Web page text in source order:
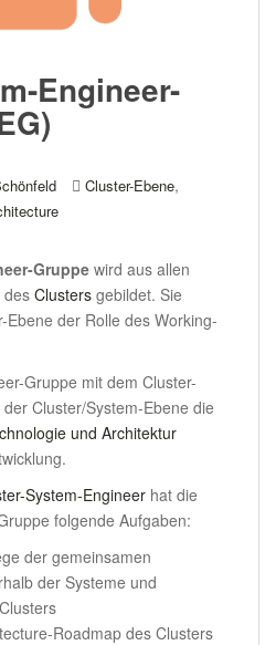
Engineer-
Cluster-Ebene,
Gruppe wird aus allen
des Clusters gebildet. Sie
der Rolle des Working-
Gruppe mit dem Cluster-
Cluster/System-Ebene die
und Architektur
System-Engineer hat die
folgende Aufgaben:
der gemeinsamen
der Systeme und
Roadmap des Clusters